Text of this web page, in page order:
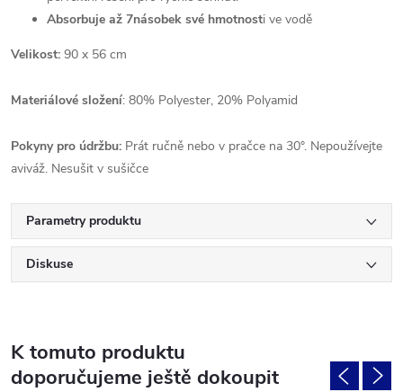
Absorbuje až 7násobek své hmotnosti ve vodě
Velikost: 90 x 56 cm
Materiálové složení: 80% Polyester, 20% Polyamid
Pokyny pro údržbu: Prát ručně nebo v pračce na 30°. Nepoužívejte
aviváž. Nesušit v sušičce
Parametry produktu
Diskuse
K tomuto produktu
doporučujeme ještě dokoupit